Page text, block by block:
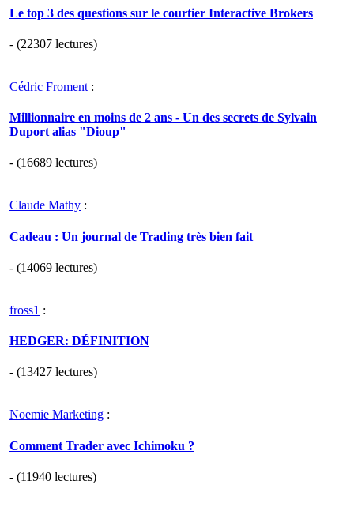
Le top 3 des questions sur le courtier Interactive Brokers
- (22307 lectures)
Cédric Froment :
Millionnaire en moins de 2 ans - Un des secrets de Sylvain
Duport alias "Dioup"
- (16689 lectures)
Claude Mathy :
Cadeau : Un journal de Trading très bien fait
- (14069 lectures)
fross1 :
HEDGER: DÉFINITION
- (13427 lectures)
Noemie Marketing :
Comment Trader avec Ichimoku ?
- (11940 lectures)